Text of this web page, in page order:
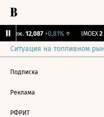
Бирж. 12,087 +0,81%↑ IMOEX 2
Ситуация на топливном
Подписка
Реклама
РФРИТ